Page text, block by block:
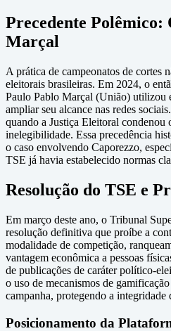
Precedente Polêmico:
Marçal
A prática de campeonatos de cortes
eleitorais brasileiras. Em 2024, o
Paulo Pablo Marçal (União) utilizou
ampliar seu alcance nas redes
quando a Justiça Eleitoral condenou
inelegibilidade. Essa precedência
o caso envolvendo Caporezzo,
TSE já havia estabelecido normas
Resolução do TSE e
Em março deste ano, o Tribunal
resolução definitiva que proíbe a
modalidade de competição,
vantagem econômica a pessoas
de publicações de caráter político-
o uso de mecanismos de
campanha, protegendo a integridade
Posicionamento da